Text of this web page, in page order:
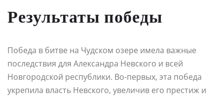
Результаты победы
Победа в битве на Чудском озере имела важные
последствия для Александра Невского и всей
Новгородской республики. Во-первых, эта победа
укрепила власть Невского, увеличив его престиж и